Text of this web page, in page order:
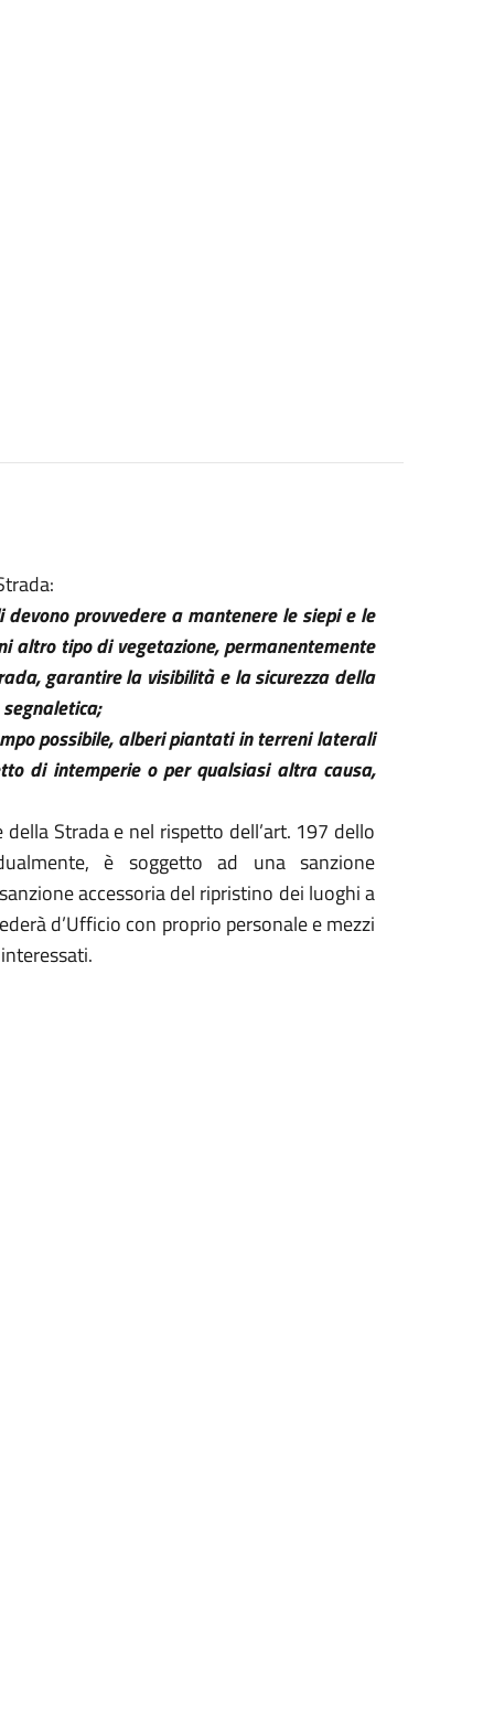
provvedere a mantenere le siepi e le
altro tipo di vegetazione, permanentemente
garantire la visibilità e la sicurezza della
possibile, alberi piantati in terreni laterali
di intemperie o per qualsiasi altra causa,
Strada e nel rispetto dell’art. 197 dello
è soggetto ad una sanzione
accessoria del ripristino dei luoghi a
d’Ufficio con proprio personale e mezzi